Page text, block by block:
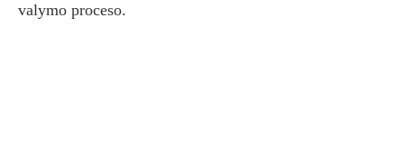
valymo proceso.